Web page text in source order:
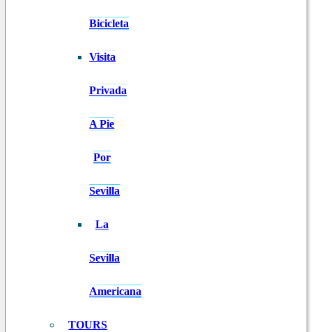
Bicicleta
Visita
Privada
A Pie
Por
Sevilla
La
Sevilla
Americana
TOURS